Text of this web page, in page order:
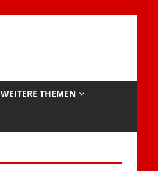
WEITERE THEMEN